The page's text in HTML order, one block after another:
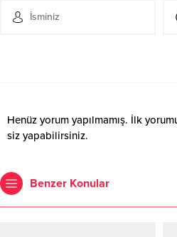
Henüz yorum yapılmamış. İlk
siz yapabilirsiniz.
Benzer Konular